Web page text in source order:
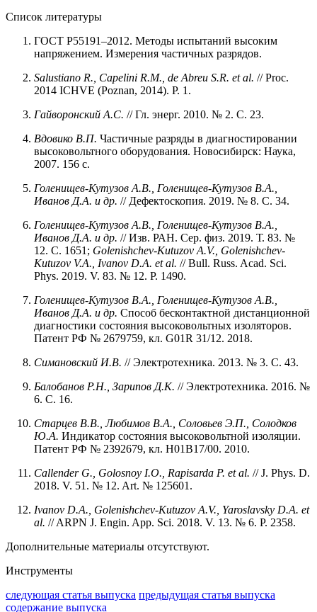
Список литературы
ГОСТ Р55191–2012. Методы испытаний высоким
напряжением. Измерения частичных разрядов.
Salustiano R., Capelini R.M., de Abreu S.R. et al. // Proc.
2014 ICHVE (Poznan, 2014). P. 1.
Гайворонский А.С. // Гл. энерг. 2010. № 2. С. 23.
Вдовико В.П. Частичные разряды в диагностировании
высоковольтного оборудования. Новосибирск: Наука,
2007. 156 с.
Голенищев-Кутузов А.В., Голенищев-Кутузов В.А.,
Иванов Д.А. и др. // Дефектоскопия. 2019. № 8. С. 34.
Голенищев-Кутузов А.В., Голенищев-Кутузов В.А.,
Иванов Д.А. и др. // Изв. РАН. Сер. физ. 2019. Т. 83. №
12. С. 1651; Golenishchev-Kutuzov A.V., Golenishchev-
Kutuzov V.A., Ivanov D.A. et al. // Bull. Russ. Acad. Sci.
Phys. 2019. V. 83. № 12. P. 1490.
Голенищев-Кутузов В.А., Голенищев-Кутузов А.В.,
Иванов Д.А. и др. Способ бесконтактной дистанционной
диагностики состояния высоковольтных изоляторов.
Патент РФ № 2679759, кл. G01R 31/12. 2018.
Симановский И.В. // Электротехника. 2013. № 3. С. 43.
Балобанов Р.Н., Зарипов Д.К. // Электротехника. 2016. №
6. С. 16.
Старцев В.В., Любимов В.А., Соловьев Э.П., Солодков
Ю.А. Индикатор состояния высоковольтной изоляции.
Патент РФ № 2392679, кл. H01B17/00. 2010.
Callender G., Golosnoy I.O., Rapisarda P. et al. // J. Phys. D.
2018. V. 51. № 12. Art. № 125601.
Ivanov D.A., Golenishchev-Kutuzov A.V., Yaroslavsky D.A. et
al. // ARPN J. Engin. App. Sci. 2018. V. 13. № 6. P. 2358.
Дополнительные материалы отсутствуют.
Инструменты
следующая статья выпуска предыдущая статья выпуска
содержание выпуска